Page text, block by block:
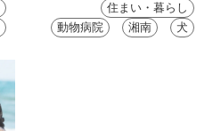
住まい・暮らし
動物病院
湘南 犬